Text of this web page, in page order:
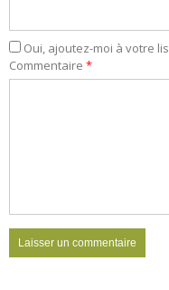
Oui, ajoutez-moi à votre
Commentaire *